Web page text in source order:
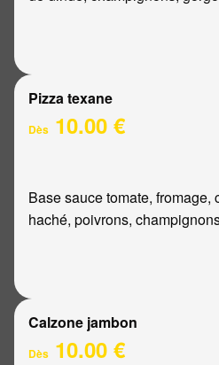
Pizza texane
Dès 10.00 €
Base sauce tomate, fromage,
haché, poivrons,
Calzone jambon
Dès 10.00 €